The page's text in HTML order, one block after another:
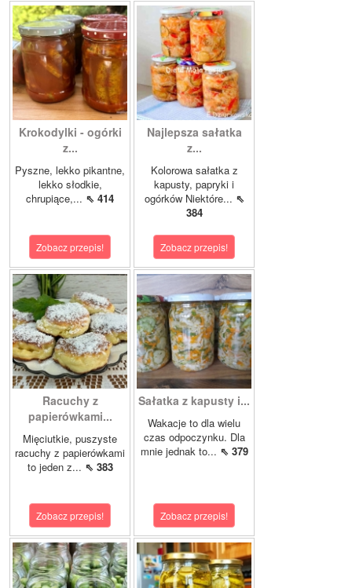
Krokodylki - ogórki
z...
Pyszne, lekko pikantne,
lekko słodkie,
chrupiące,... ⇖ 414
Zobacz przepis!
Najlepsza sałatka
z...
Kolorowa sałatka z
kapusty, papryki i
ogórków Niektóre... ⇖
384
Zobacz przepis!
Racuchy z
papierówkami...
Mięciutkie, puszyste
racuchy z papierówkami
to jeden z... ⇖ 383
Zobacz przepis!
Sałatka z kapusty i...
Wakacje to dla wielu
czas odpoczynku. Dla
mnie jednak to... ⇖ 379
Zobacz przepis!